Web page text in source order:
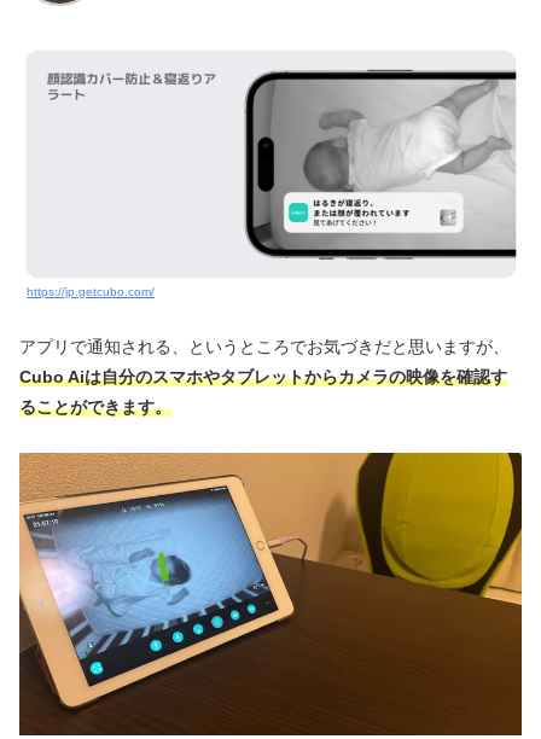
https://jp.getcubo.com/
アプリで通知される、というところでお気づきだと思いますが、
Cubo Aiは自分のスマホやタブレットからカメラの映像を確認す
ることができます。